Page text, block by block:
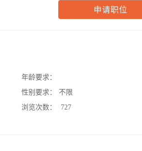
申请职位
年龄要求：
性别要求：
不限
浏览次数：
727